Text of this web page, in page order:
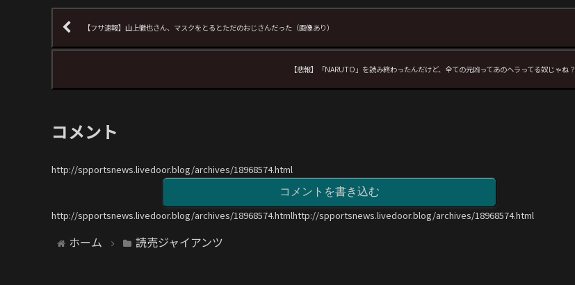
【フサ速報】山上徹也さん、マスクをとるとただのおじさんだった（画像あり）
【悲報】「NARUTO」を読み終わったんだけど、全ての元凶ってあのヘラってる奴じゃね？
コメント
http://spportsnews.livedoor.blog/archives/18968574.html
コメントを書き込む
http://spportsnews.livedoor.blog/archives/18968574.htmlhttp://spportsnews.livedoor.blog/archives/18968574.html
ホーム 読売ジャイアンツ